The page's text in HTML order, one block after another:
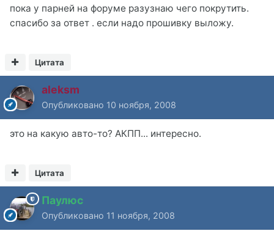
пока у парней на форуме разузнаю чего покрутить.
спасибо за ответ . если надо прошивку выложу.
Цитата
aleksm
Опубликовано 10 ноября, 2008
это на какую авто-то? АКПП... интересно.
Цитата
Паулюс
Опубликовано 11 ноября, 2008